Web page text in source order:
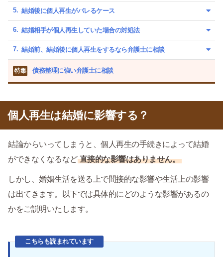
結婚後に個人再生がバレるケース
結婚相手が個人再生していた場合の対処法
結婚前、結婚後に個人再生をするなら弁護士に相談
特集 債務整理に強い弁護士に相談
個人再生は結婚に影響する？
結論からいってしまうと、個人再生の手続きによって結婚
ができなくなるなど 直接的な影響はありません。
しかし、婚姻生活を送る上で間接的な影響や生活上の影響
は出てきます。以下では具体的にどのような影響があるの
かをご説明いたします。
こちらも読まれています